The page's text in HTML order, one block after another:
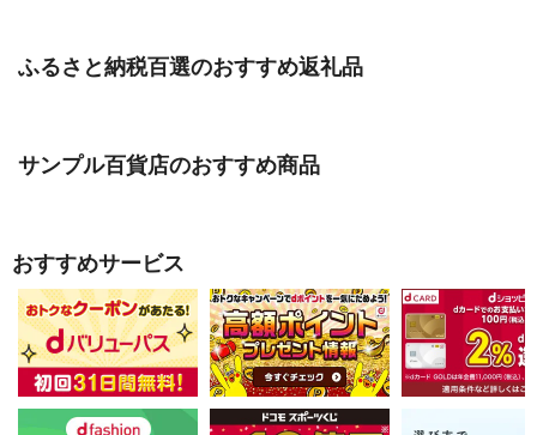
ふるさと納税百選のおすすめ返礼品
サンプル百貨店のおすすめ商品
おすすめサービス